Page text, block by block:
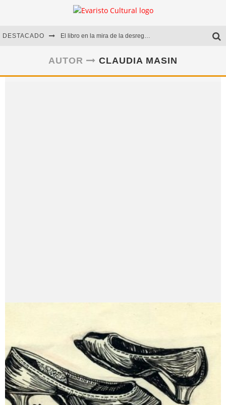
DESTACADO El libro en la mira de la desregulación
Marcelo Rubio | El llovedor
Diego Meret | Hotel Acapulco
AUTOR CLAUDIA MASIN